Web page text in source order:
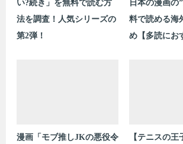
い?続き」を無料で読む方
法を調査！人気シリーズの
第2弾！
日本の漫画の
料で読める海
め【多読にお
漫画「モブ推しJKの悪役令
【テニスの